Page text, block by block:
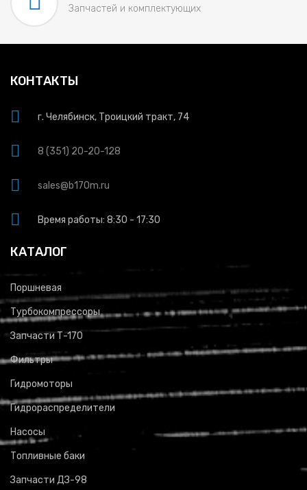
Запчастей и комплектующих
КОНТАКТЫ
г. Челябинск, Троицкий тракт, 74
8 (351) 20-20-128
sales@b170m.ru
Время работы: 8:30 - 17:30
КАТАЛОГ
Поршневая
Турбокомпрессоры
Запчасти Т-170
Фильтры
Гидромоторы
Гидрораспределители
Насосы
Топливные баки
Запчасти ДЗ-98